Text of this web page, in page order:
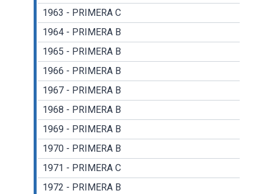
1963 - PRIMERA C
1964 - PRIMERA B
1965 - PRIMERA B
1966 - PRIMERA B
1967 - PRIMERA B
1968 - PRIMERA B
1969 - PRIMERA B
1970 - PRIMERA B
1971 - PRIMERA C
1972 - PRIMERA B